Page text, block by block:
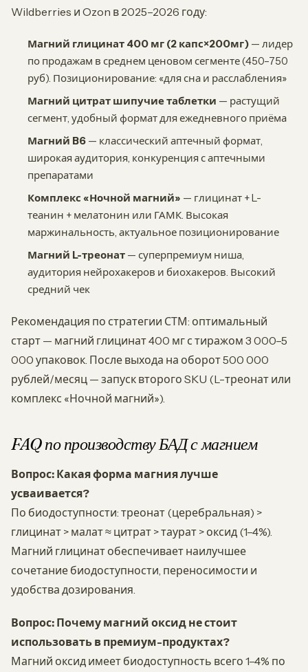
Wildberries и Ozon в 2025–2026 году:
Магний глицинат 400 мг (2 капс×200мг) — лидер
по продажам в среднем ценовом сегменте (450–750
руб). Позиционирование: «для сна и расслабления»
Магний цитрат шипучие таблетки — растущий
сегмент, удобный формат для ежедневного приёма
Магний B6 — классический аптечный формат,
широкая аудитория, конкуренция с аптечными
препаратами
Комплекс «Ночной магний» — глицинат + L-
теанин + мелатонин или ГАМК. Высокая
маржинальность, актуальное позиционирование
Магний L-треонат — суперпремиум ниша,
аудитория нейрохакеров и биохакеров. Высокий
средний чек
Рекомендация по стратегии СТМ: оптимальный
старт — магний глицинат 400 мг с тиражом 3 000–5
000 упаковок. После выхода на оборот 500 000
рублей/месяц — запуск второго SKU (L-треонат или
комплекс «Ночной магний»).
FAQ по производству БАД с магнием
Вопрос: Какая форма магния лучше
усваивается?
По биодоступности: треонат (церебральная) >
глицинат > малат ≈ цитрат > таурат > оксид (1–4%).
Магний глицинат обеспечивает наилучшее
сочетание биодоступности, переносимости и
удобства дозирования.
Вопрос: Почему магний оксид не стоит
использовать в премиум-продуктах?
Магний оксид имеет биодоступность всего 1–4% по